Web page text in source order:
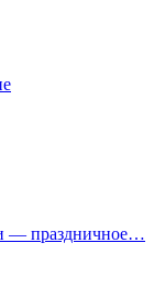
— праздничное…